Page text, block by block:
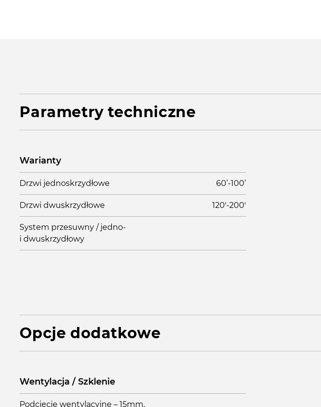
Parametry techniczne
Warianty
Drzwi jednoskrzydłowe 60’-100’
Drzwi dwuskrzydłowe 120'-200'
System przesuwny / jedno-
i dwuskrzydłowy
Opcje dodatkowe
Wentylacja / Szklenie
Podcięcie wentylacyjne – 15mm,